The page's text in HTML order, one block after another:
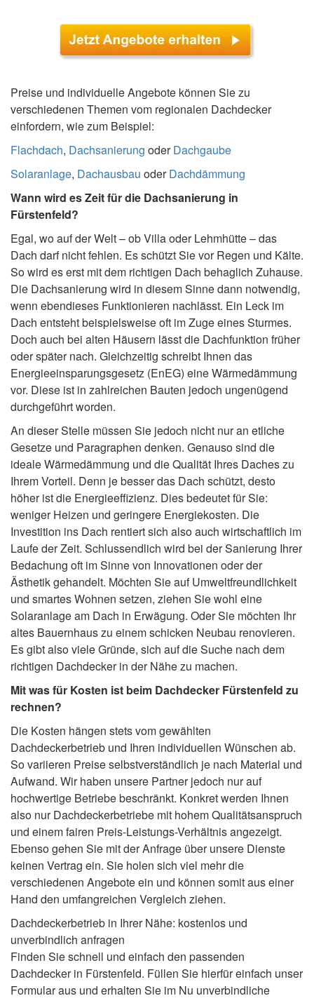
Preise und individuelle Angebote können Sie zu
verschiedenen Themen vom regionalen Dachdecker
einfordern, wie zum Beispiel:
Flachdach, Dachsanierung oderDachgaube
Solaranlage, Dachausbau oderDachdämmung
Wann wird es Zeit für die Dachsanierung in
Fürstenfeld?
Egal, wo auf der Welt – ob Villa oder Lehmhütte – das
Dach darf nicht fehlen. Es schützt Sie vor Regen und Kälte.
So wird es erst mit dem richtigen Dach behaglich Zuhause.
Die Dachsanierung wird in diesem Sinne dann notwendig,
wenn ebendieses Funktionieren nachlässt. Ein Leck im
Dach entsteht beispielsweise oft im Zuge eines Sturmes.
Doch auch bei alten Häusern lässt die Dachfunktion früher
oder später nach. Gleichzeitig schreibt Ihnen das
Energieeinsparungsgesetz (EnEG) eine Wärmedämmung
vor. Diese ist in zahlreichen Bauten jedoch ungenügend
durchgeführt worden.
An dieser Stelle müssen Sie jedoch nicht nur an etliche
Gesetze und Paragraphen denken. Genauso sind die
ideale Wärmedämmung und die Qualität Ihres Daches zu
Ihrem Vorteil. Denn je besser das Dach schützt, desto
höher ist die Energieeffizienz. Dies bedeutet für Sie:
weniger Heizen und geringere Energiekosten. Die
Investition ins Dach rentiert sich also auch wirtschaftlich im
Laufe der Zeit. Schlussendlich wird bei der Sanierung Ihrer
Bedachung oft im Sinne von Innovationen oder der
Ästhetik gehandelt. Möchten Sie auf Umweltfreundlichkeit
und smartes Wohnen setzen, ziehen Sie wohl eine
Solaranlage am Dach in Erwägung. Oder Sie möchten Ihr
altes Bauernhaus zu einem schicken Neubau renovieren.
Es gibt also viele Gründe, sich auf die Suche nach dem
richtigen Dachdecker in der Nähe zu machen.
Mit was für Kosten ist beim Dachdecker Fürstenfeld zu
rechnen?
Die Kosten hängen stets vom gewählten
Dachdeckerbetrieb und Ihren individuellen Wünschen ab.
So variieren Preise selbstverständlich je nach Material und
Aufwand. Wir haben unsere Partner jedoch nur auf
hochwertige Betriebe beschränkt. Konkret werden Ihnen
also nur Dachdeckerbetriebe mit hohem Qualitätsanspruch
und einem fairen Preis-Leistungs-Verhältnis angezeigt.
Ebenso gehen Sie mit der Anfrage über unsere Dienste
keinen Vertrag ein. Sie holen sich viel mehr die
verschiedenen Angebote ein und können somit aus einer
Hand den umfangreichen Vergleich ziehen.
Dachdeckerbetrieb in Ihrer Nähe: kostenlos und
unverbindlich anfragen
Finden Sie schnell und einfach den passenden
Dachdecker in Fürstenfeld. Füllen Sie hierfür einfach unser
Formular aus und erhalten Sie im Nu unverbindliche